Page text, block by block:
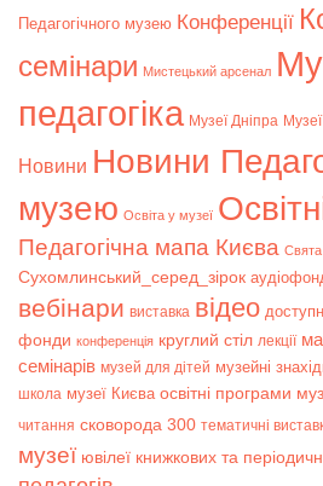
Педагогічного музею Конференції
семінари Мистецький арсенал
педагогіка Музеї Дніпра
Новини Новини
музею Освіта у музеї
Педагогічна мапа Києва Свята
Сухомлинський_серед_зірок
вебінари виставка відео
фонди конференція круглий стіл лекції
семінарів музей для дітей музейні
школа музеї Києва освітні програми
читання сковорода 300 тематичні
музеї ювілеї книжкових та